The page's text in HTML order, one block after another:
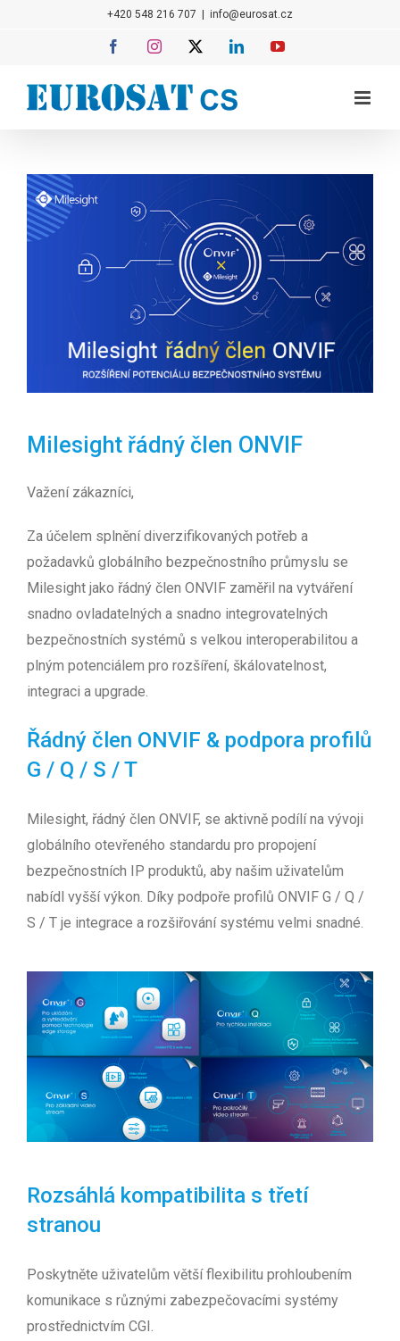
+420 548 216 707 info@eurosat.cz
FacebookInstagram LinkedInYouTube
Milesight řádný člen ONVIF
Važení zákazníci,
Za účelem splnění diverzifikovaných potřeb a
požadavků globálního bezpečnostního průmyslu se
Milesight jako řádný člen ONVIF zaměřil na vytváření
snadno ovladatelných a snadno integrovatelných
bezpečnostních systémů s velkou interoperabilitou a
plným potenciálem pro rozšíření, škálovatelnost,
integraci a upgrade.
Řádný člen ONVIF & podpora profilů
G / Q / S / T
Milesight, řádný člen ONVIF, se aktivně podílí na vývoji
globálního otevřeného standardu pro propojení
bezpečnostních IP produktů, aby našim uživatelům
nabídl vyšší výkon. Díky podpoře profilů ONVIF G / Q /
S / T je integrace a rozšiřování systému velmi snadné.
Rozsáhlá kompatibilita s třetí
stranou
Poskytněte uživatelům větší flexibilitu prohloubením
komunikace s různými zabezpečovacími systémy
prostřednictvím CGI.